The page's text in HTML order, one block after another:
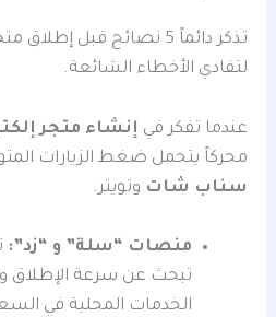
تذكر دائماً 5 نصائح قبل
لتفادي الأخطاء الشائعة.
عندما تفكر في إنشاء متجر
محركاً يتحمل ضغط الزيارات
سناب شات وتويتر.
منصات “سلة” و “زد”:
تبحث عن سرعة الإطلاق
الخدمات المحلية في